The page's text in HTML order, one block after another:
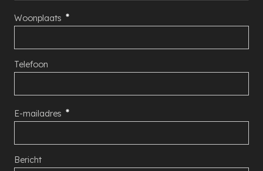
Woonplaats
Telefoon
E-mailadres
Bericht